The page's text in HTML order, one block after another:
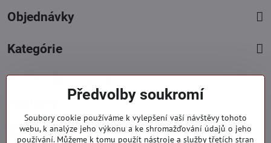
Objednávky
Kategórie
+421 919 060 751
Pondělí - Pátek : 09:00 - 15:00 hod.
Předvolby soukromí
Soubory cookie používáme k vylepšení vaší návštěvy tohoto
webu, k analýze jeho výkonu a ke shromažďování údajů o jeho
používání. Můžeme k tomu použít nástroje a služby třetích stran